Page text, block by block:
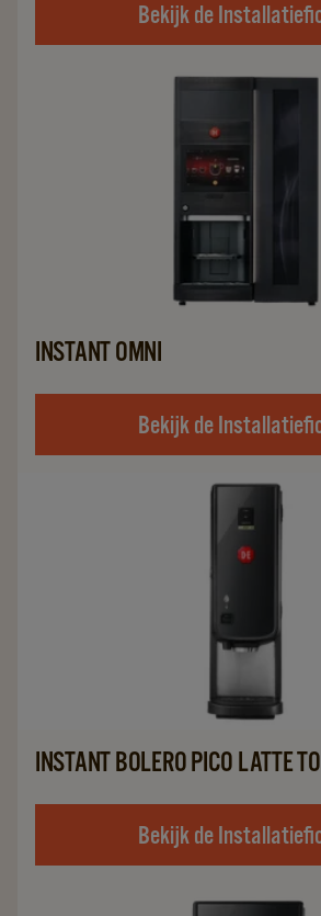
Bekijk de
INSTANT OMNI
Bekijk de
INSTANT BOLERO PICO LATTE
Bekijk de